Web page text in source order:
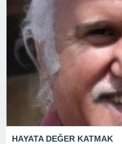
HAYATA DEĞER KATMAK